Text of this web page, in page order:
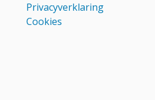
Privacyverklaring
Cookies